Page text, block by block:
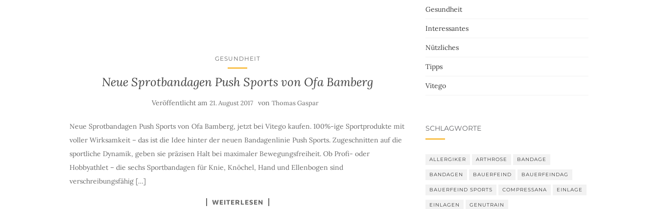
GESUNDHEIT
Neue Sprotbandagen Push Sports von Ofa Bamberg
Veröffentlicht am 21. August 2017 von Thomas Gaspar
Neue Sprotbandagen Push Sports von Ofa Bamberg, jetzt bei Vitego kaufen. 100%-ige Sportprodukte mit
voller Wirksamkeit – das ist die Idee hinter der neuen Bandagenlinie Push Sports. Zugeschnitten auf die
sportliche Dynamik, geben sie präzisen Halt bei maximaler Bewegungsfreiheit. Ob Profi- oder
Hobbyathlet – die sechs Sportbandagen für Knie, Knöchel, Hand und Ellenbogen sind
verschreibungsfähig […]
WEITERLESEN
Gesundheit
Interessantes
Nützliches
Tipps
Vitego
SCHLAGWORTE
ALLERGIKER ARTHROSE BANDAGE
BANDAGEN BAUERFEIND BAUERFEINDAG
BAUERFEIND SPORTS COMPRESSANA EINLAGE
EINLAGEN GENUTRAIN